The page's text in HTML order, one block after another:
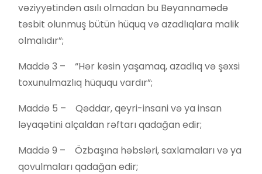
vəziyyətindən asılı olmadan bu Bəyannamədə
təsbit olunmuş bütün hüquq və azadlıqlara malik
olmalıdır”;
Maddə 3 – “Hər kəsin yaşamaq, azadlıq və şəxsi
toxunulmazlıq hüququ vardır”;
Maddə 5 – Qəddar, qeyri-insani və ya insan
ləyaqətini alçaldan rəftarı qadağan edir;
Maddə 9 – Özbaşına həbsləri, saxlamaları və ya
qovulmaları qadağan edir;